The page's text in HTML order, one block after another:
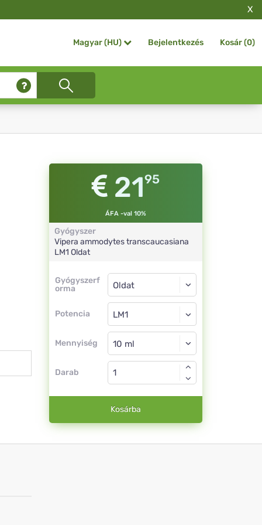
X
Magyar (HU) Bejelentkezés Kosár (0)
2195
ÁFA -val 10%
Gyógyszer
Vipera ammodytes transcaucasiana
LM1 Oldat
Gyógyszerf
orma
Gyógyszerforma
Potencia
Oldat
LM1
Mennyiség
Oldat
Darab
Kosárba